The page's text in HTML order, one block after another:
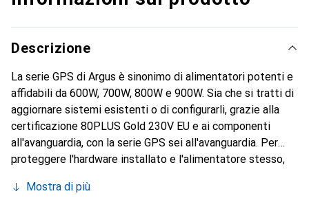
Descrizione
La serie GPS di Argus è sinonimo di alimentatori potenti e
affidabili da 600W, 700W, 800W e 900W. Sia che si tratti di
aggiornare sistemi esistenti o di configurarli, grazie alla
certificazione 80PLUS Gold 230V EU e ai componenti
all'avanguardia, con la serie GPS sei all'avanguardia. Per
proteggere l'hardware installato e l'alimentatore stesso,
alimentatori della serie GPS di un totale di cinque circuiti
Mostra di più